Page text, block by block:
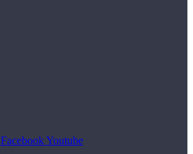
Facebook Youtube